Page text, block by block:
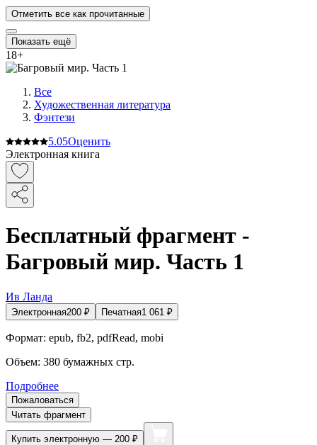
Отметить все как прочитанные
Показать ещё
18+
Все
Художественная литература
Фэнтези
5.05Оценить
Электронная книга
Бесплатный фрагмент -
Багровый мир. Часть 1
Ив Ланда
Электронная200 ₽ Печатная1 061 ₽
Формат: epub, fb2, pdfRead, mobi
Объем: 380 бумажных стр.
Подробнее
Пожаловаться
Читать фрагмент
Купить электронную — 200 ₽